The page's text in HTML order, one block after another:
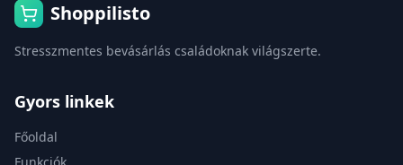
Shoppilisto
Stresszmentes bevásárlás családoknak világszerte.
Gyors linkek
Főoldal